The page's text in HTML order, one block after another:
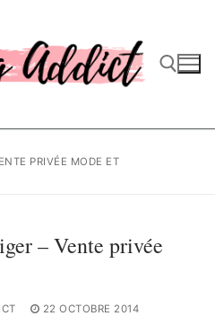
PRIVÉE MODE ET
– Vente privée
22 OCTOBRE 2014